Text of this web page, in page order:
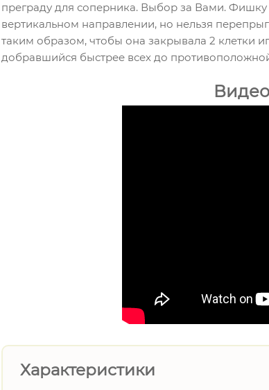
преграду для соперника. Выбор за Вами.
вертикальном направлении, но нельзя
таким образом, чтобы она закрывала 2 клетки
добравшийся быстрее всех до
Характеристики